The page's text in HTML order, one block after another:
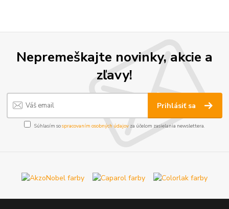
Nepremeškajte novinky, akcie a
zľavy!
Prihlásiť sa
Súhlasím sospracovaním osobných údajov za účelom zasielania newslettera.